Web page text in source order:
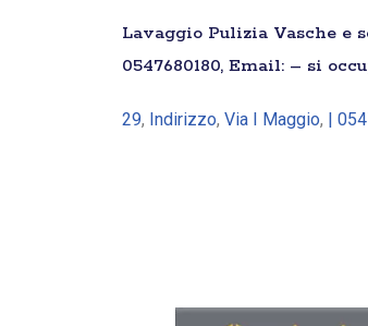
Lavaggio Pulizia Vasche e
0547680180, Email: – si
29, Indirizzo, Via I Maggio, |